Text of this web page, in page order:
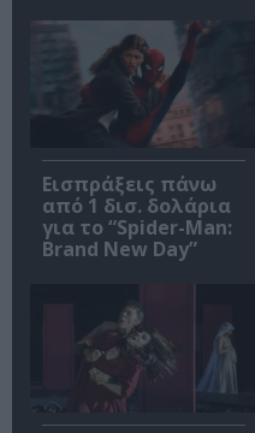
Εισπράξεις πάνω
από 1 δισ. δολάρια
για το “Spider-Man:
Brand New Day”